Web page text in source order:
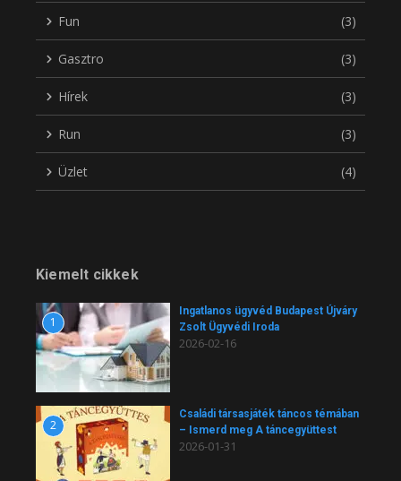
Fun (3)
Gasztro (3)
Hírek (3)
Run (3)
Üzlet (4)
Kiemelt cikkek
1
Ingatlanos ügyvéd Budapest Újváry
Zsolt Ügyvédi Iroda
2026-02-16
2
Családi társasjáték táncos témában
– Ismerd meg A táncegyüttest
2026-01-31